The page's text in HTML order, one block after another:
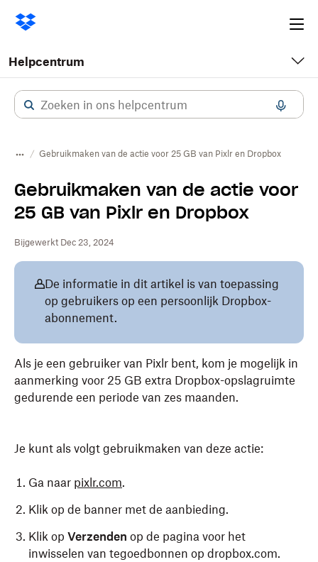
Helpcentrum
Gebruikmaken van de actie voor 25 GB van Pixlr en Dropbox
Gebruikmaken van de actie voor
25 GB van Pixlr en Dropbox
Bijgewerkt Dec 23, 2024
De informatie in dit artikel is van toepassing
op gebruikers op een persoonlijk Dropbox-
abonnement.
Als je een gebruiker van Pixlr bent, kom je mogelijk in
aanmerking voor 25 GB extra Dropbox-opslagruimte
gedurende een periode van zes maanden.
Je kunt als volgt gebruikmaken van deze actie:
Ga naar pixlr.com.
Klik op de banner met de aanbieding.
Klik op Verzenden op de pagina voor het
inwisselen van tegoedbonnen op dropbox.com.